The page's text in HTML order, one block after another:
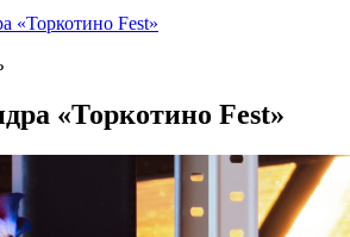
«Торкотино Fest»
«Торкотино Fest»